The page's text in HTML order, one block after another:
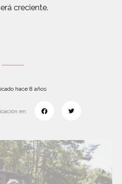
creciente.
hace 8 años
en: